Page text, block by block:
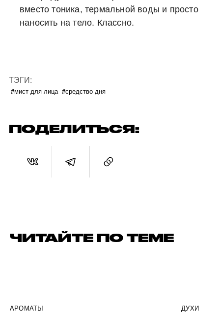
вместо тоника, термальной воды и просто
наносить на тело. Классно.
ТЭГИ:
#мист для лица #средство дня
ПОДЕЛИТЬСЯ:
ЧИТАЙТЕ ПО ТЕМЕ
АРОМАТЫ ДУХИ